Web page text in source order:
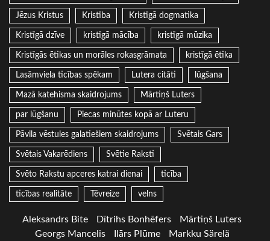
Jēzus Kristus Kristība Kristīgā dogmatika
Kristīgā dzīve kristīgā mācība kristīgā mūzika
Kristīgās ētikas un morāles rokasgrāmata kristīgā ētika
Lasāmviela ticības spēkam Lutera citāti lūgšana
Mazā katehisma skaidrojums Mārtiņš Luters
par lūgšanu Piecas minūtes kopā ar Luteru
Pāvila vēstules galatiešiem skaidrojums Svētais Gars
Svētais Vakarēdiens Svētie Raksti
Svēto Rakstu apceres katrai dienai ticība
ticības realitāte Tēvreize velns
Aleksandrs Bite Dītrihs Bonhēfers
Mārtiņš Luters
Georgs Mancelis
Ilārs Plūme Markku Särelä